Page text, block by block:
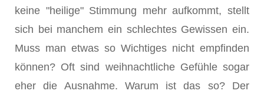
keine "heilige" Stimmung mehr aufkommt, stellt
sich bei manchem ein schlechtes Gewissen ein.
Muss man etwas so Wichtiges nicht empfinden
können? Oft sind weihnachtliche Gefühle sogar
eher die Ausnahme. Warum ist das so? Der